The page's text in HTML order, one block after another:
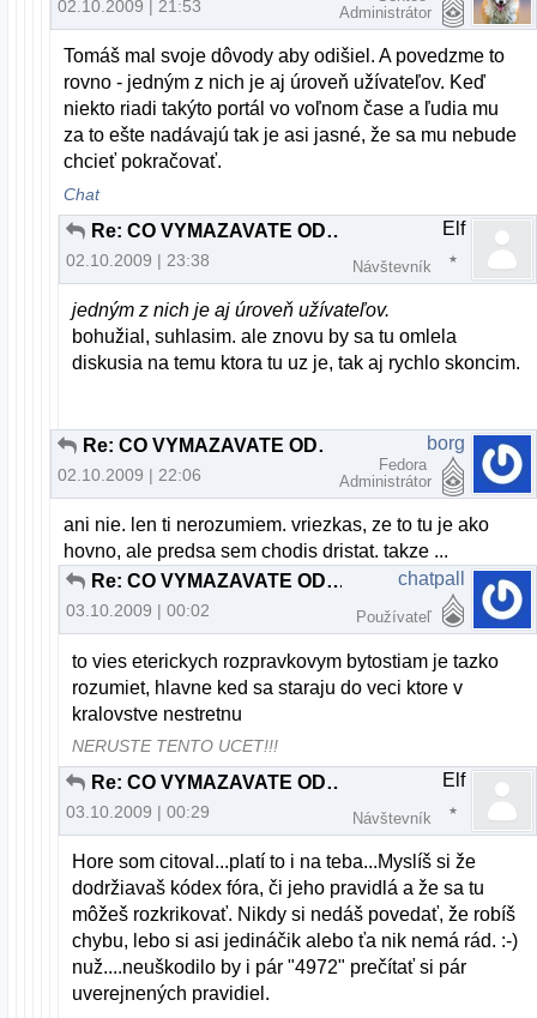
02.10.2009 | 21:53
Administrátor
Tomáš mal svoje dôvody aby odišiel. A povedzme to
rovno - jedným z nich je aj úroveň užívateľov. Keď
niekto riadi takýto portál vo voľnom čase a ľudia mu
za to ešte nadávajú tak je asi jasné, že sa mu nebude
chcieť pokračovať.
Chat
Re: CO VYMAZAVATE ODPOVEDE TY DEBILNY ADMIN ???
02.10.2009 | 23:38
Elf
Návštevník
jedným z nich je aj úroveň užívateľov.
bohužial, suhlasim. ale znovu by sa tu omlela
diskusia na temu ktora tu uz je, tak aj rychlo skoncim.
Re: CO VYMAZAVATE ODPOVEDE TY DEBILNY ADMIN ???
02.10.2009 | 22:06
borg
Fedora
Administrátor
ani nie. len ti nerozumiem. vriezkas, ze to tu je ako
hovno, ale predsa sem chodis dristat. takze ...
Re: CO VYMAZAVATE ODPOVEDE TY DEBILNY ADMIN ???
03.10.2009 | 00:02
chatpall
Používateľ
to vies eterickych rozpravkovym bytostiam je tazko
rozumiet, hlavne ked sa staraju do veci ktore v
kralovstve nestretnu
NERUSTE TENTO UCET!!!
Re: CO VYMAZAVATE ODPOVEDE TY DEBILNY ADMIN ???
03.10.2009 | 00:29
Elf
Návštevník
Hore som citoval...platí to i na teba...Myslíš si že
dodržiavaš kódex fóra, či jeho pravidlá a že sa tu
môžeš rozkrikovať. Nikdy si nedáš povedať, že robíš
chybu, lebo si asi jedináčik alebo ťa nik nemá rád. :-)
nuž....neuškodilo by i pár "4972" prečítať si pár
uverejnených pravidiel.